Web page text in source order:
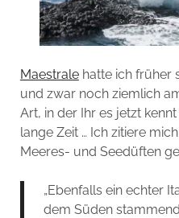
Maestralehatte ich früher
und zwar noch ziemlich
Art, in der Ihr es jetzt
lange Zeit … Ich zitiere
Meeres- und Seedüften
„Ebenfalls ein echter
dem Süden